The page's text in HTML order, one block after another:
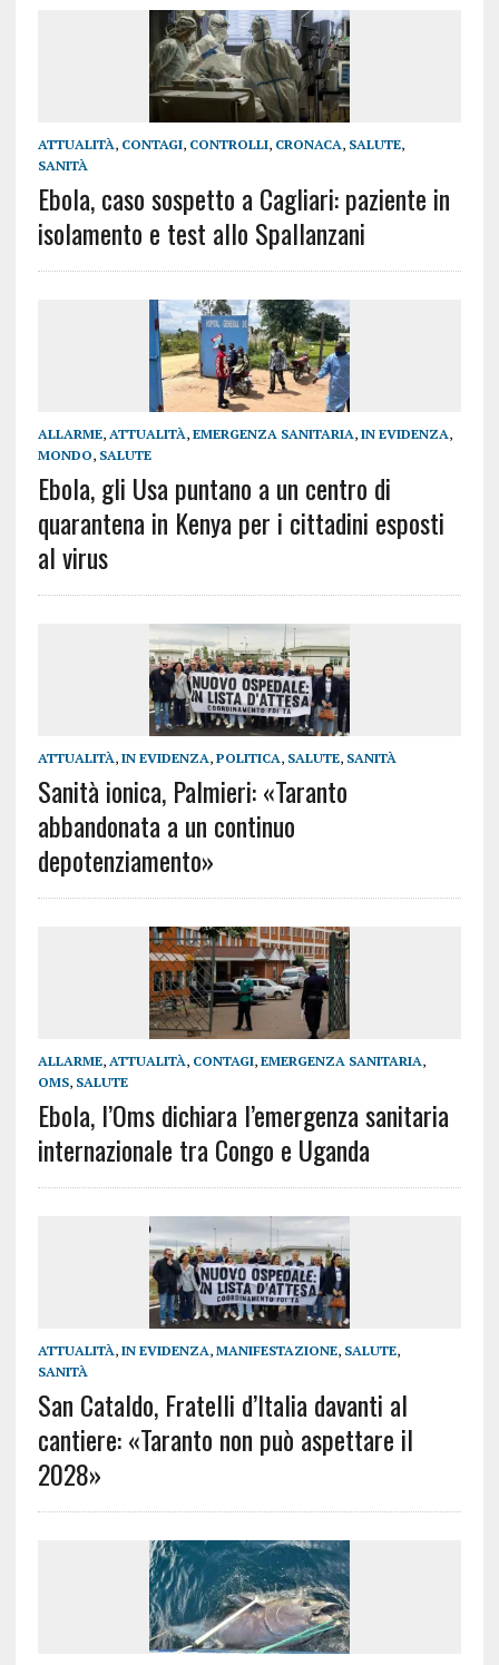
ATTUALITÀ, CONTAGI, CONTROLLI, CRONACA, SALUTE,
SANITÀ
Ebola, caso sospetto a Cagliari: paziente in
isolamento e test allo Spallanzani
ALLARME, ATTUALITÀ, EMERGENZA SANITARIA, IN EVIDENZA,
MONDO, SALUTE
Ebola, gli Usa puntano a un centro di
quarantena in Kenya per i cittadini esposti
al virus
ATTUALITÀ, IN EVIDENZA, POLITICA, SALUTE, SANITÀ
Sanità ionica, Palmieri: «Taranto
abbandonata a un continuo
depotenziamento»
ALLARME, ATTUALITÀ, CONTAGI, EMERGENZA SANITARIA,
OMS, SALUTE
Ebola, l’Oms dichiara l’emergenza sanitaria
internazionale tra Congo e Uganda
ATTUALITÀ, IN EVIDENZA, MANIFESTAZIONE, SALUTE,
SANITÀ
San Cataldo, Fratelli d’Italia davanti al
cantiere: «Taranto non può aspettare il
2028»